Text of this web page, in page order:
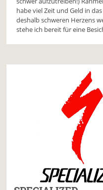
habe viel Zeit und Geld in
deshalb schweren Herzens
stehe ich bereit für eine